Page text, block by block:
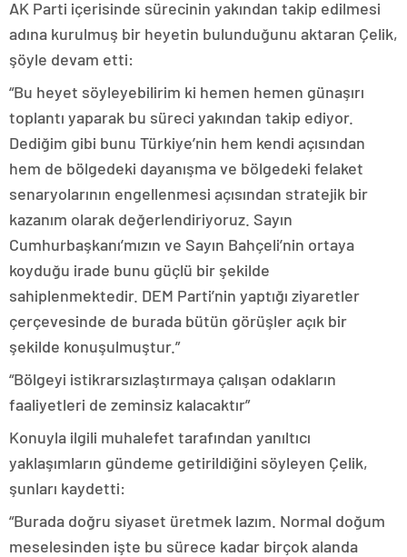
AK Parti içerisinde sürecinin yakından takip edilmesi
adına kurulmuş bir heyetin bulunduğunu aktaran Çelik,
şöyle devam etti:
“Bu heyet söyleyebilirim ki hemen hemen günaşırı
toplantı yaparak bu süreci yakından takip ediyor.
Dediğim gibi bunu Türkiye’nin hem kendi açısından
hem de bölgedeki dayanışma ve bölgedeki felaket
senaryolarının engellenmesi açısından stratejik bir
kazanım olarak değerlendiriyoruz. Sayın
Cumhurbaşkanı’mızın ve Sayın Bahçeli’nin ortaya
koyduğu irade bunu güçlü bir şekilde
sahiplenmektedir. DEM Parti’nin yaptığı ziyaretler
çerçevesinde de burada bütün görüşler açık bir
şekilde konuşulmuştur.”
“Bölgeyi istikrarsızlaştırmaya çalışan odakların
faaliyetleri de zeminsiz kalacaktır”
Konuyla ilgili muhalefet tarafından yanıltıcı
yaklaşımların gündeme getirildiğini söyleyen Çelik,
şunları kaydetti:
“Burada doğru siyaset üretmek lazım. Normal doğum
meselesinden işte bu sürece kadar birçok alanda